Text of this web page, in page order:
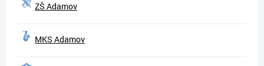
ZŠ Adamov
MKS Adamov